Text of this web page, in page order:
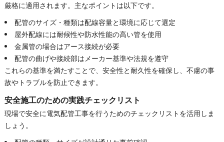
厳格に適用されます。主なポイントは以下です。
配管のサイズ・種類は配線容量と環境に応じて選定
屋外配線には耐候性や防水性能の高い管を使用
金属管の場合はアース接続が必要
配管の曲げや接続部はメーカー基準や法規を遵守
これらの基準を満たすことで、安全性と耐久性を確保し、不慮の事
故やトラブルを防止できます。
安全施工のための実践チェックリスト
現場で安全に電気配管工事を行うためのチェックリストを活用しま
しょう。